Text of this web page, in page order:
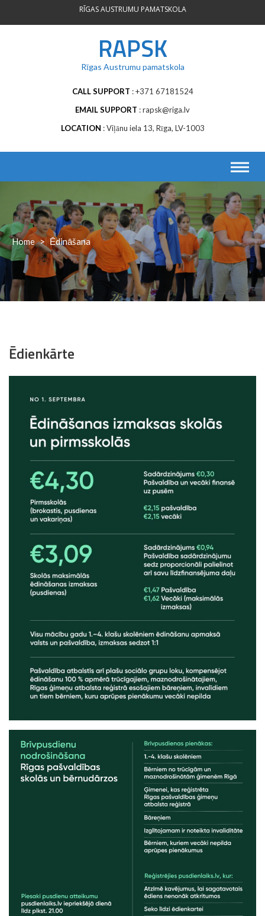
RĪGAS AUSTRUMU PAMATSKOLA
RAPSK
Rīgas Austrumu pamatskola
CALL SUPPORT
+371 67181524
EMAIL SUPPORT
rapsk@riga.lv
LOCATION
Viļānu iela 13, Rīga, LV-1003
Home > Ēdināšana
Ēdienkārte